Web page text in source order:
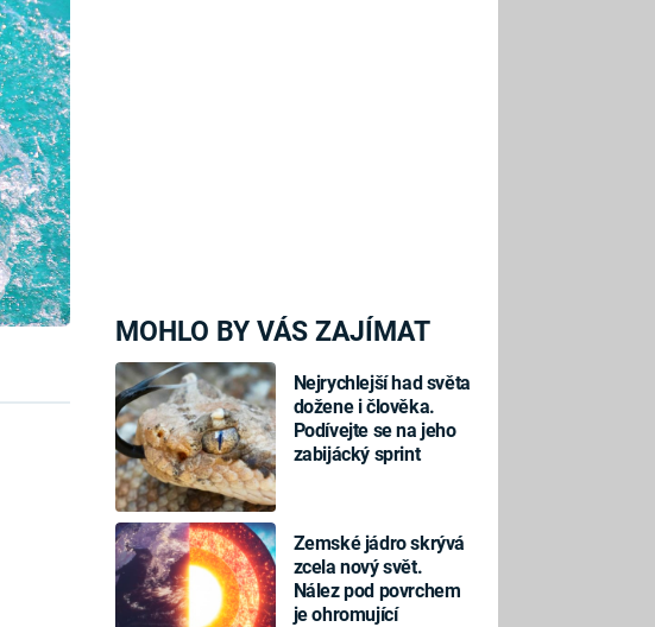
MOHLO BY VÁS ZAJÍMAT
Nejrychlejší had světa
dožene i člověka.
Podívejte se na jeho
zabijácký sprint
Zemské jádro skrývá
zcela nový svět.
Nález pod povrchem
je ohromující